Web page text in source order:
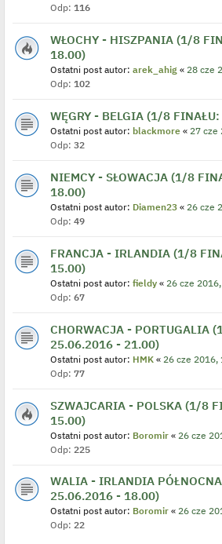
Odp: 116
WŁOCHY - HISZPANIA (1/8
18.00)
Ostatni post autor: arek_ahig « 28 cze
Odp: 102
WĘGRY - BELGIA (1/8
Ostatni post autor: blackmore « 27 cze
Odp: 32
NIEMCY - SŁOWACJA (1/8
18.00)
Ostatni post autor: Diamen23 « 26 cze
Odp: 49
FRANCJA - IRLANDIA (1/8
15.00)
Ostatni post autor: fieldy « 26 cze
Odp: 67
CHORWACJA - PORTUGALIA
25.06.2016 - 21.00)
Ostatni post autor: HMK « 26 cze 2016,
Odp: 77
SZWAJCARIA - POLSKA (1/8
15.00)
Ostatni post autor: Boromir « 26 cze
Odp: 225
WALIA - IRLANDIA
25.06.2016 - 18.00)
Ostatni post autor: Boromir « 26 cze
Odp: 22